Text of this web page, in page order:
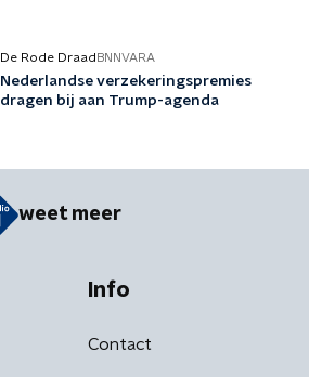
De Rode Draad BNNVARA
Nederlandse verzekeringspremies
dragen bij aan Trump-agenda
weet meer
Info
Contact